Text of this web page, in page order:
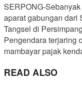
SERPONG-
aparat gabungan dari
Tangsel di
Pengendara terjaring
mambayar pajak
READ ALSO